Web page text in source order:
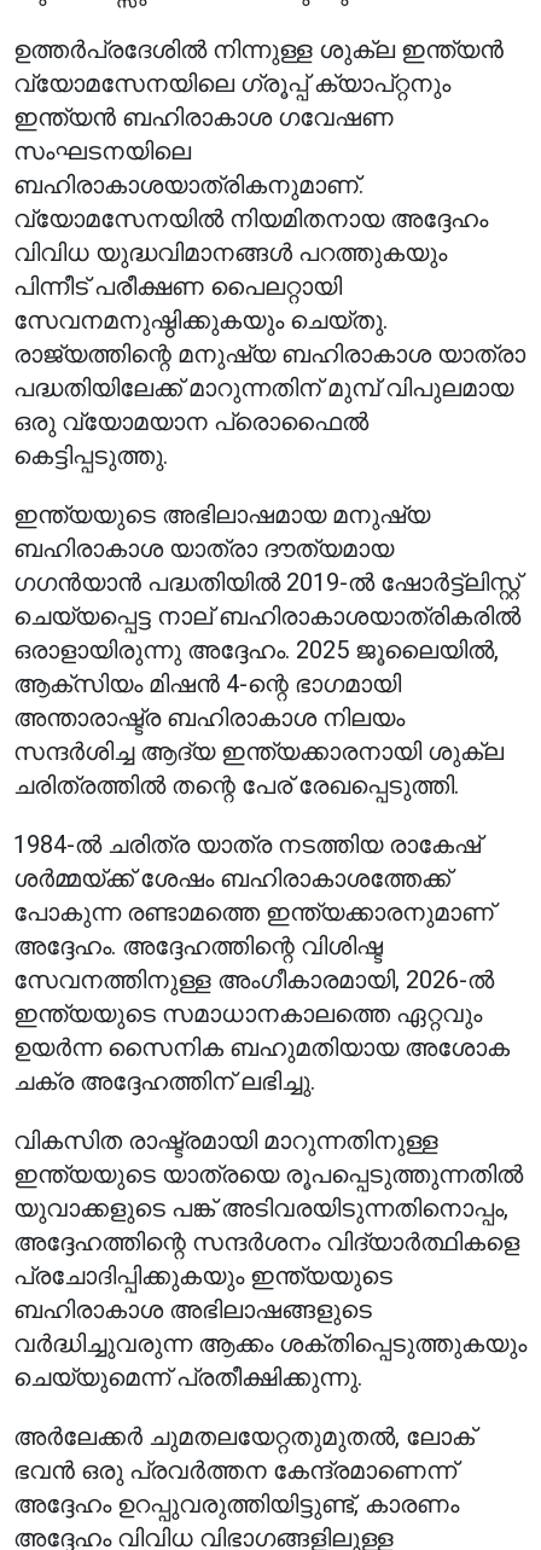
ഉത്തർപ്രദേശിൽ നിന്നുള്ള ശുക്ല ഇന്ത്യൻ
വ്യോമസേനയിലെ ഗ്രൂപ്പ് ക്യാപ്റ്റനും
ഇന്ത്യൻ ബഹിരാകാശ ഗവേഷണ
സംഘടനയിലെ
ബഹിരാകാശയാത്രികനുമാണ്.
വ്യോമസേനയിൽ നിയമിതനായ അദ്ദേഹം
വിവിധ യുദ്ധവിമാനങ്ങൾ പറത്തുകയും
പിന്നീട് പരീക്ഷണ പൈലറ്റായി
സേവനമനുഷ്ഠിക്കുകയും ചെയ്തു.
രാജ്യത്തിന്റെ മനുഷ്യ ബഹിരാകാശ യാത്രാ
പദ്ധതിയിലേക്ക് മാറുന്നതിന് മുമ്പ് വിപുലമായ
ഒരു വ്യോമയാന പ്രൊഫൈൽ
കെട്ടിപ്പടുത്തു.
ഇന്ത്യയുടെ അഭിലാഷമായ മനുഷ്യ
ബഹിരാകാശ യാത്രാ ദൗത്യമായ
ഗഗൻയാൻ പദ്ധതിയിൽ 2019-ൽ ഷോർട്ട്‌ലിസ്റ്റ്
ചെയ്യപ്പെട്ട നാല് ബഹിരാകാശയാത്രികരിൽ
ഒരാളായിരുന്നു അദ്ദേഹം. 2025 ജൂലൈയിൽ,
ആക്സിയം മിഷൻ 4-ന്റെ ഭാഗമായി
അന്താരാഷ്ട്ര ബഹിരാകാശ നിലയം
സന്ദർശിച്ച ആദ്യ ഇന്ത്യക്കാരനായി ശുക്ല
ചരിത്രത്തിൽ തന്റെ പേര് രേഖപ്പെടുത്തി.
1984-ൽ ചരിത്ര യാത്ര നടത്തിയ രാകേഷ്
ശർമ്മയ്ക്ക് ശേഷം ബഹിരാകാശത്തേക്ക്
പോകുന്ന രണ്ടാമത്തെ ഇന്ത്യക്കാരനുമാണ്
അദ്ദേഹം. അദ്ദേഹത്തിന്റെ വിശിഷ്ട
സേവനത്തിനുള്ള അംഗീകാരമായി, 2026-ൽ
ഇന്ത്യയുടെ സമാധാനകാലത്തെ ഏറ്റവും
ഉയർന്ന സൈനിക ബഹുമതിയായ അശോക
ചക്ര അദ്ദേഹത്തിന് ലഭിച്ചു.
വികസിത രാഷ്ട്രമായി മാറുന്നതിനുള്ള
ഇന്ത്യയുടെ യാത്രയെ രൂപപ്പെടുത്തുന്നതിൽ
യുവാക്കളുടെ പങ്ക് അടിവരയിടുന്നതിനൊപ്പം,
അദ്ദേഹത്തിന്റെ സന്ദർശനം വിദ്യാർത്ഥികളെ
പ്രചോദിപ്പിക്കുകയും ഇന്ത്യയുടെ
ബഹിരാകാശ അഭിലാഷങ്ങളുടെ
വർദ്ധിച്ചുവരുന്ന ആക്കം ശക്തിപ്പെടുത്തുകയും
ചെയ്യുമെന്ന് പ്രതീക്ഷിക്കുന്നു.
അർലേക്കർ ചുമതലയേറ്റതുമുതൽ, ലോക്
ഭവൻ ഒരു പ്രവർത്തന കേന്ദ്രമാണെന്ന്
അദ്ദേഹം ഉറപ്പുവരുത്തിയിട്ടുണ്ട്, കാരണം
അദ്ദേഹം വിവിധ വിഭാഗങ്ങളിലുള്ള